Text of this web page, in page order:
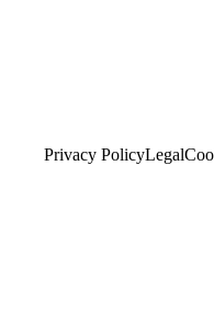
Privacy PolicyLegal